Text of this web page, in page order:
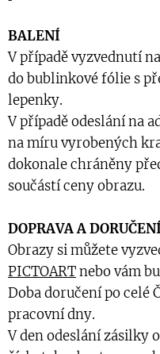
BALENÍ
V případě vyzvednutí
do bublinkové fólie s
lepenky.
V případě odeslání na
na míru vyrobených
dokonale chráněny
součástí ceny obrazu.
DOPRAVA A
Obrazy si můžete
PICTOARTnebo vám
Doba doručení po celé
pracovní dny.
V den odeslání zásilky